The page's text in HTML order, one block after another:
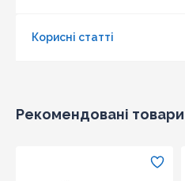
Корисні статті
Рекомендовані товари